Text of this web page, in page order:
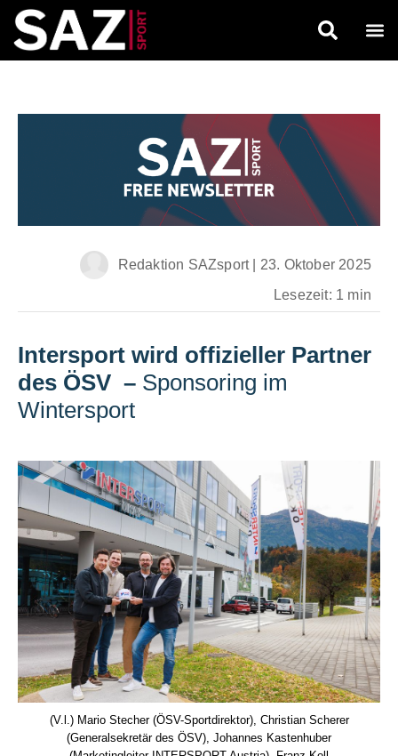
Redaktion SAZsport
23. Oktober 2025
Lesezeit: 1 min
Intersport wird offizieller Partner
des ÖSV – Sponsoring im
Wintersport
(V.l.) Mario Stecher (ÖSV-Sportdirektor), Christian Scherer
(Generalsekretär des ÖSV), Johannes Kastenhuber